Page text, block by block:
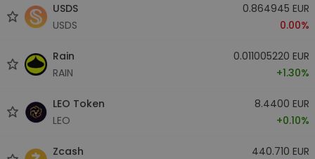
USDS
USDS
0.864945 EUR
0.00%
Rain
RAIN
0.011005220 EUR
+1.30%
LEO Token
LEO
8.4400 EUR
+0.10%
Zcash
440.710 EUR